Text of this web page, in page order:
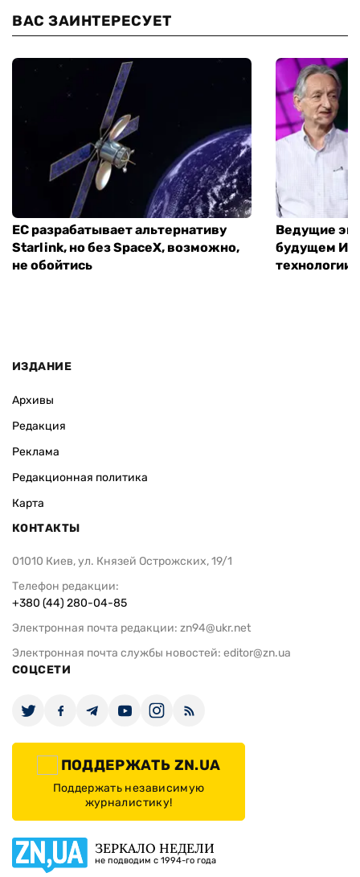
ВАС ЗАИНТЕРЕСУЕТ
ЕС разрабатывает альтернативу
Starlink, но без SpaceX, возможно,
не обойтись
Ведущие
будущем
технологии
ИЗДАНИЕ
Архивы
Редакция
Реклама
Редакционная политика
Карта
КОНТАКТЫ
01010 Киев, ул. Князей Острожских, 19/1
Телефон редакции:
+380 (44) 280-04-85
Электронная почта редакции: zn94@ukr.net
Электронная почта службы новостей: editor@zn.ua
СОЦСЕТИ
ПОДДЕРЖАТЬ ZN.UA
Поддержать независимую
журналистику!
ЗЕРКАЛО НЕДЕЛИ
не подводим с 1994-го года